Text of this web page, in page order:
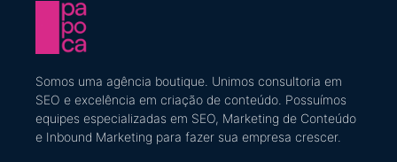
Somos uma agência boutique. Unimos consultoria em
SEO e excelência em criação de conteúdo ​. Possuímos
equipes especializadas em SEO, Marketing de Conteúdo
e Inbound Marketing para fazer sua empresa crescer.